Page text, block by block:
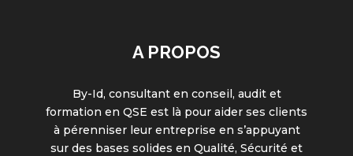
A PROPOS
By-Id, consultant en conseil, audit et
formation en QSE est là pour aider ses clients
à pérenniser leur entreprise en s’appuyant
sur des bases solides en Qualité, Sécurité et